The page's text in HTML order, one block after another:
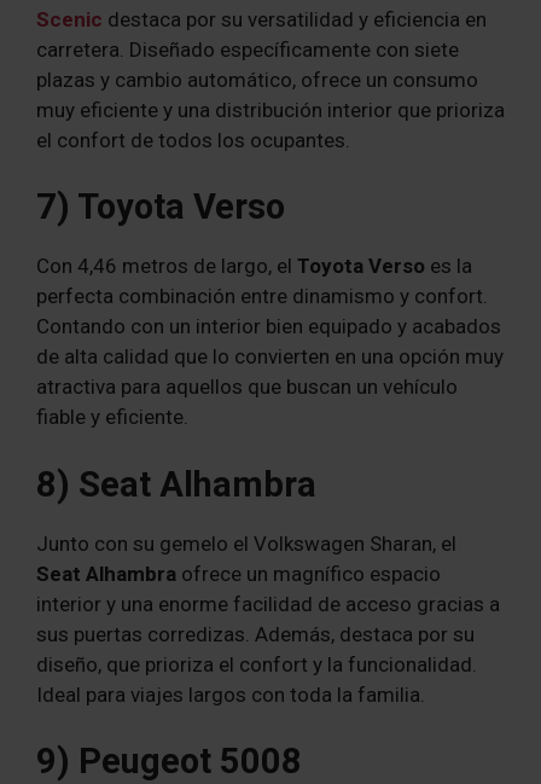
Scenic destaca por su versatilidad y eficiencia en
carretera. Diseñado específicamente con siete
plazas y cambio automático, ofrece un consumo
muy eficiente y una distribución interior que prioriza
el confort de todos los ocupantes.
7) Toyota Verso
Con 4,46 metros de largo, el Toyota Verso es la
perfecta combinación entre dinamismo y confort.
Contando con un interior bien equipado y acabados
de alta calidad que lo convierten en una opción muy
atractiva para aquellos que buscan un vehículo
fiable y eficiente.
8) Seat Alhambra
Junto con su gemelo el Volkswagen Sharan, el
Seat Alhambra ofrece un magnífico espacio
interior y una enorme facilidad de acceso gracias a
sus puertas corredizas. Además, destaca por su
diseño, que prioriza el confort y la funcionalidad.
Ideal para viajes largos con toda la familia.
9) Peugeot 5008